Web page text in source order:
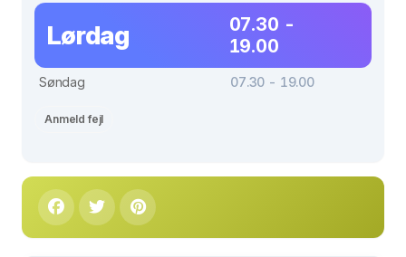
Lørdag
07.30 -
19.00
Søndag 07.30 - 19.00
Anmeld fejl